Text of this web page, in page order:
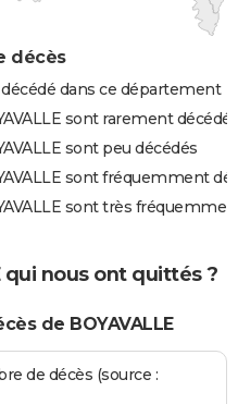
décès
décédé dans ce département
sont rarement
sont peu décédés
sont fréquemment
sont très
qui nous ont quittés ?
de BOYAVALLE
de décès (source :